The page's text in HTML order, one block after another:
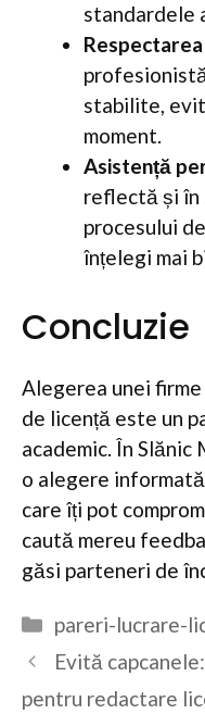
standardele
stabilite,
moment.
Asistență
reflectă și în
procesului
înțelegi mai
Concluzie
Alegerea unei
de licență este un
academic. În
o alegere
care îți pot
caută mereu
găsi parteneri de
Categorii
pareri-lucrare-
Evită
pentru redactare